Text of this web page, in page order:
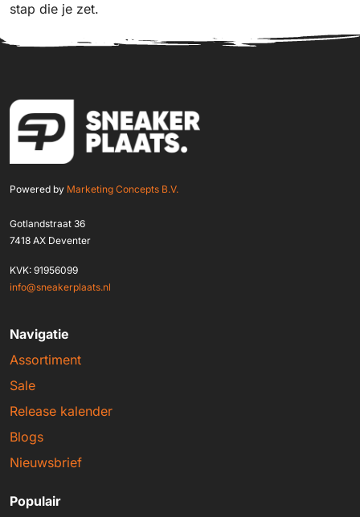
stap die je zet.
Powered by Marketing Concepts B.V.
Gotlandstraat 36
7418 AX Deventer
KVK: 91956099
info@sneakerplaats.nl
Navigatie
Assortiment
Sale
Release kalender
Blogs
Nieuwsbrief
Populair